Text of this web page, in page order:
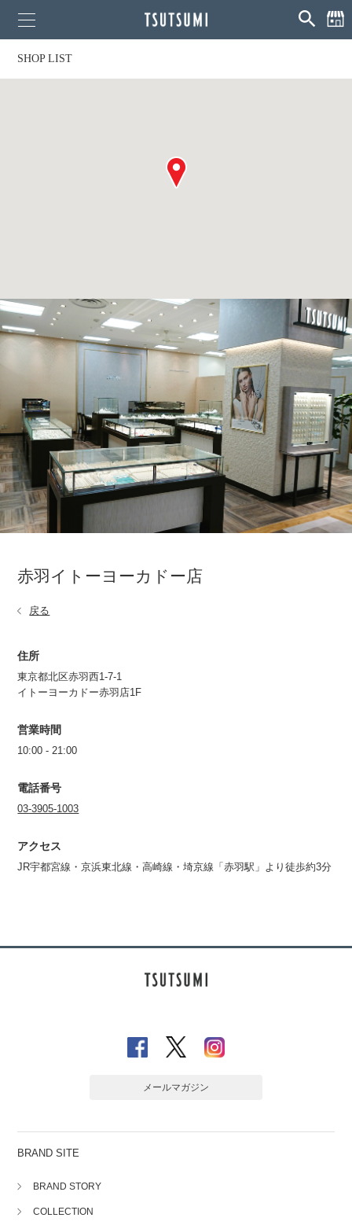
SHOP LIST
赤羽イトーヨーカドー店
戻る
住所
東京都北区赤羽西1-7-1
イトーヨーカドー赤羽店1F
営業時間
10:00 - 21:00
電話番号
03-3905-1003
アクセス
JR宇都宮線・京浜東北線・高崎線・埼京線「赤羽駅」より徒歩約3分
メールマガジン
BRAND SITE
BRAND STORY
COLLECTION